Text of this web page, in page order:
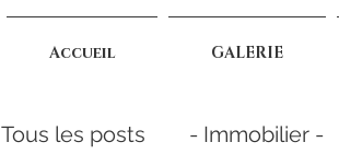
Accueil GALERIE
Tous les posts - Immobilier -